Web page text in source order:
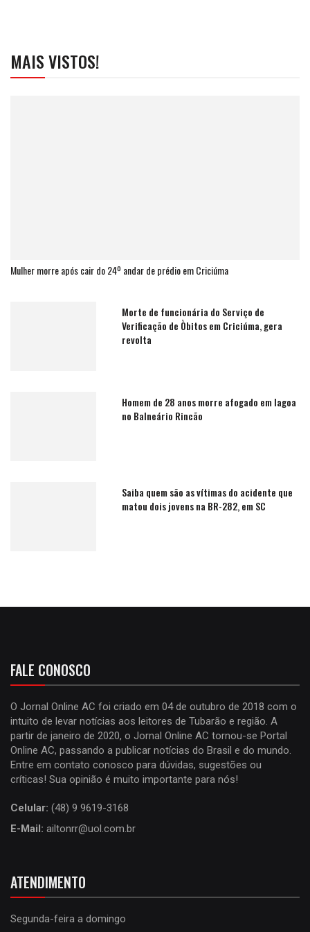
MAIS VISTOS!
Mulher morre após cair do 24º andar de prédio em Criciúma
Morte de funcionária do Serviço de
Verificação de Òbitos em Criciúma, gera
revolta
Homem de 28 anos morre afogado em lagoa
no Balneário Rincão
Saiba quem são as vítimas do acidente que
matou dois jovens na BR-282, em SC
FALE CONOSCO
O Jornal Online AC foi criado em 04 de outubro de 2018 com o
intuito de levar notícias aos leitores de Tubarão e região. A
partir de janeiro de 2020, o Jornal Online AC tornou-se Portal
Online AC, passando a publicar notícias do Brasil e do mundo.
Entre em contato conosco para dúvidas, sugestões ou
críticas! Sua opinião é muito importante para nós!
Celular: (48) 9 9619-3168
E-Mail: ailtonrr@uol.com.br
ATENDIMENTO
Segunda-feira a domingo